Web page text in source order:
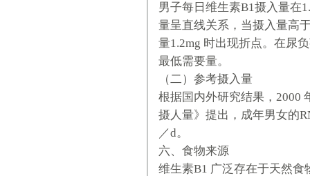
男子每日维生素B1摄入量在
量呈直线关系，当摄入量高
量1.2mg 时出现折点。在尿
最低需要量。
（二）参考摄入量
根据国内外研究结果，2000
摄人量》提出，成年男女的
／d。
六、食物来源
维生素B1 广泛存在于天然